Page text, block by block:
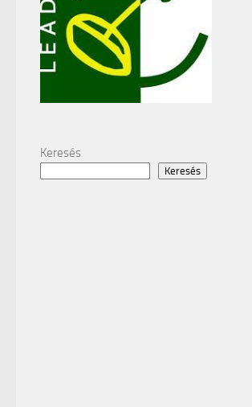
Keresés
Keresés